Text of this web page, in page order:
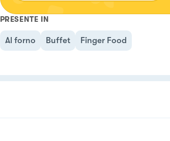
PRESENTE IN
Al forno Buffet Finger Food